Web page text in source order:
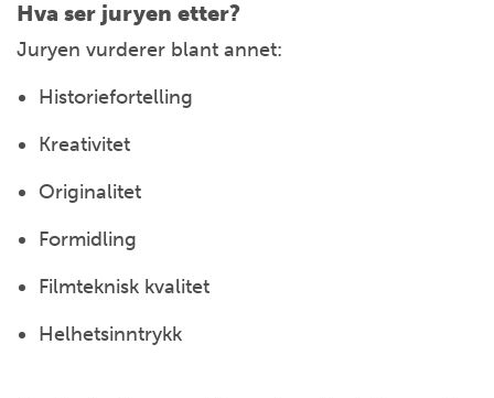
Hva ser juryen etter?
Juryen vurderer blant annet:
Historiefortelling
Kreativitet
Originalitet
Formidling
Filmteknisk kvalitet
Helhetsinntrykk